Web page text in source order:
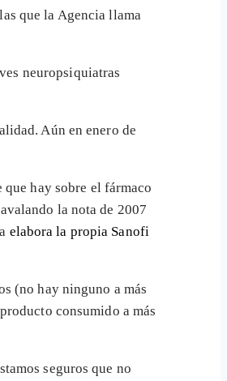
que la Agencia llama
neuropsiquiatras
Aún en enero de
hay sobre el fármaco
la nota de 2007
elabora la propia Sanofi
(no hay ninguno a más
consumido a más
seguros que no